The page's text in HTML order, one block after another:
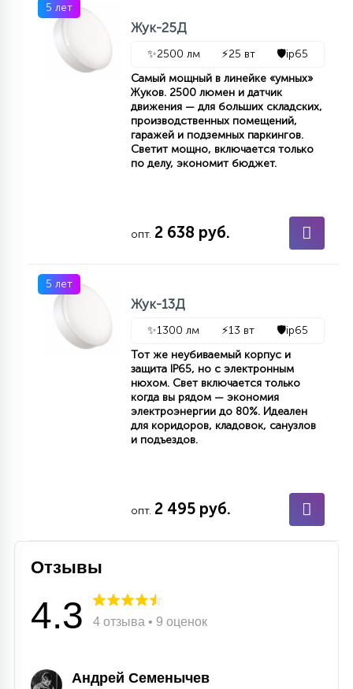
5 лет
Жук-25Д
✨2500 лм ⚡25 вт 🛡️ip65
Самый мощный в линейке «умных»
Жуков. 2500 люмен и датчик
движения — для больших складских,
производственных помещений,
гаражей и подземных паркингов.
Светит мощно, включается только
по делу, экономит бюджет.
опт. 2 638 руб.
5 лет
Жук-13Д
✨1300 лм ⚡13 вт 🛡️ip65
Тот же неубиваемый корпус и
защита IP65, но с электронным
нюхом. Свет включается только
когда вы рядом — экономия
электроэнергии до 80%. Идеален
для коридоров, кладовок, санузлов
и подъездов.
опт. 2 495 руб.
Отзывы
4.3 4 отзыва • 9 оценок
Андрей Семенычев